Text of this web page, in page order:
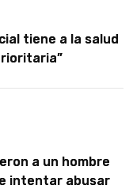
tiene a la salud
a un hombre
intentar abusar